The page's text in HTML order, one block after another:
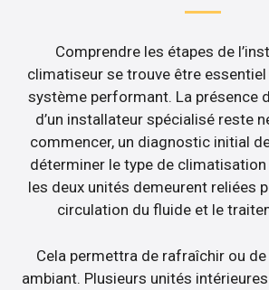
Comprendre les étapes de
climatiseur se trouve être
système performant. La présence
d’un installateur spécialisé reste
commencer, un diagnostic initial
déterminer le type de climatisation
les deux unités demeurent reliées
circulation du fluide et le
Cela permettra de rafraîchir ou
ambiant. Plusieurs unités